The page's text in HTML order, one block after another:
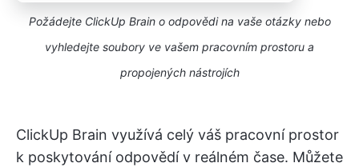
Požádejte ClickUp Brain o odpovědi na vaše otázky nebo
vyhledejte soubory ve vašem pracovním prostoru a
propojených nástrojích
ClickUp Brain využívá celý váš pracovní prostor
k poskytování odpovědí v reálném čase. Můžete